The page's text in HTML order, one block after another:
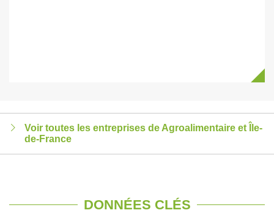
Voir toutes les entreprises de Agroalimentaire et Île-
de-France
DONNÉES CLÉS